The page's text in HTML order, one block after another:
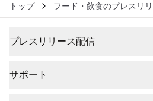
トップ フード・飲食のプレスリ
プレスリリース配信
サポート